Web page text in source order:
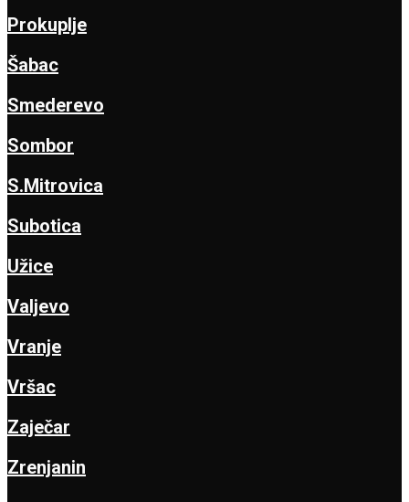
Prokuplje
Šabac
Smederevo
Sombor
S.Mitrovica
Subotica
Užice
Valjevo
Vranje
Vršac
Zaječar
Zrenjanin